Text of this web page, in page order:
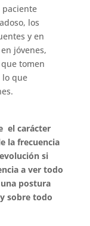
paciente
los
y en
jóvenes,
tomen
lo que
el carácter
la frecuencia
si
a ver todo
postura
sobre todo